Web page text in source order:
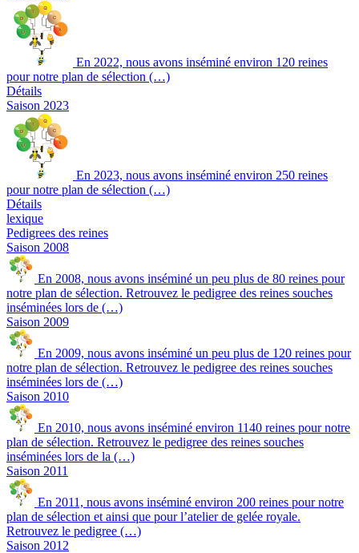
En 2022, nous avons inséminé environ 120 reines
pour notre plan de sélection (…)
Détails
Saison 2023
En 2023, nous avons inséminé environ 250 reines
pour notre plan de sélection (…)
Détails
lexique
Pedigrees des reines
Saison 2008
En 2008, nous avons inséminé un peu plus de 80 reines pour
notre plan de sélection. Retrouvez le pedigree des reines souches
inséminées lors de (…)
Saison 2009
En 2009, nous avons inséminé un peu plus de 120 reines pour
notre plan de sélection. Retrouvez le pedigree des reines souches
inséminées lors de (…)
Saison 2010
En 2010, nous avons inséminé environ 1140 reines pour notre
plan de sélection. Retrouvez le pedigree des reines souches
inséminées lors de la (…)
Saison 2011
En 2011, nous avons inséminé environ 200 reines pour notre
plan de sélection et ainsi que pour l’atelier de gelée royale.
Retrouvez le pedigree (…)
Saison 2012